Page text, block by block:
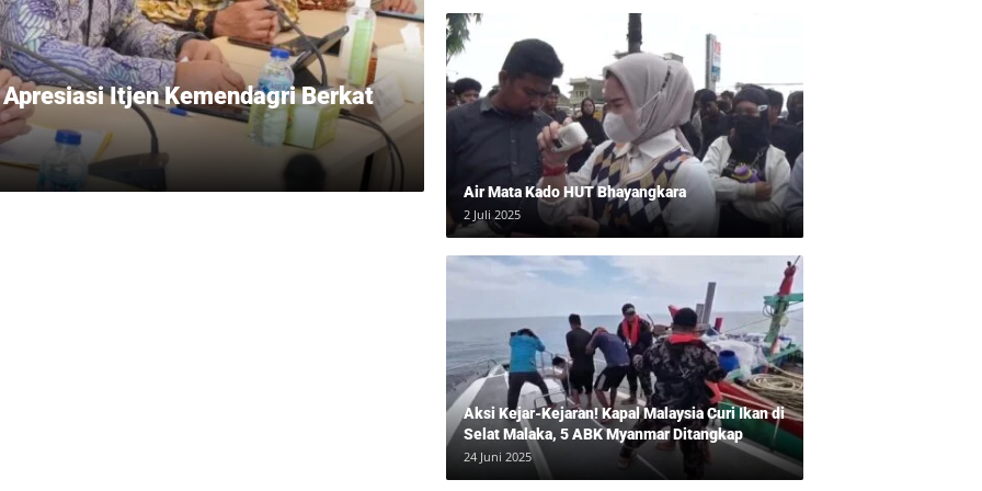
Itjen Kemendagri Berkat
Air Mata Kado HUT Bhayangkara
2 Juli 2025
Aksi Kejar-Kejaran! Kapal Malaysia Curi Ikan di
Selat Malaka, 5 ABK Myanmar Ditangkap
24 Juni 2025